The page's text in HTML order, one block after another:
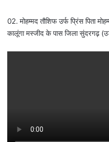
02. मोहम्मद तौशिफ उर्फ प्रिंस पिता
कालूंगा मस्जीद के पास जिला सुंदरगढ़